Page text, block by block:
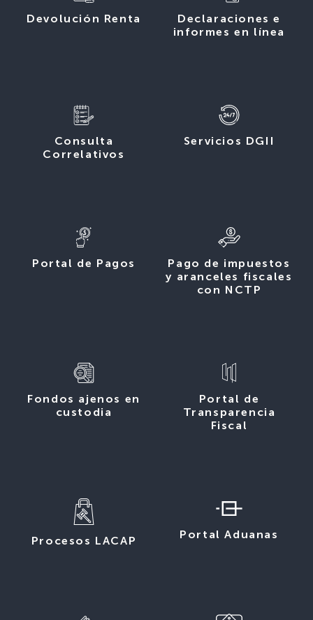
Devolución Renta
Declaraciones e
informes en línea
Consulta
Correlativos
Servicios DGII
Portal de Pagos
Pago de impuestos
y aranceles fiscales
con NCTP
Fondos ajenos en
custodia
Portal de
Transparencia
Fiscal
Procesos LACAP
Portal Aduanas